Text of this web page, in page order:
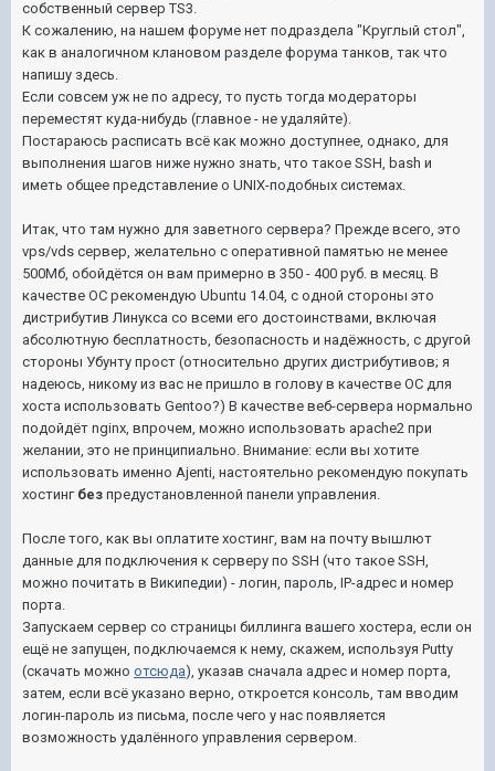
собственный сервер TS3.
К сожалению, на нашем форуме нет подраздела "Круглый стол",
как в аналогичном клановом разделе форума танков, так что
напишу здесь.
Если совсем уж не по адресу, то пусть тогда модераторы
переместят куда-нибудь (главное - не удаляйте).
Постараюсь расписать всё как можно доступнее, однако, для
выполнения шагов ниже нужно знать, что такое SSH, bash и
иметь общее представление о UNIX-подобных системах.
Итак, что там нужно для заветного сервера? Прежде всего, это
vps/vds сервер, желательно с оперативной памятью не менее
500Мб, обойдётся он вам примерно в 350 - 400 руб. в месяц. В
качестве ОС рекомендую Ubuntu 14.04, с одной стороны это
дистрибутив Линукса со всеми его достоинствами, включая
абсолютную бесплатность, безопасность и надёжность, с другой
стороны Убунту прост (относительно других дистрибутивов; я
надеюсь, никому из вас не пришло в голову в качестве ОС для
хоста использовать Gentoo?) В качестве веб-сервера нормально
подойдёт nginx, впрочем, можно использовать apache2 при
желании, это не принципиально. Внимание: если вы хотите
использовать именно Ajenti, настоятельно рекомендую покупать
хостинг без предустановленной панели управления.
После того, как вы оплатите хостинг, вам на почту вышлют
данные для подключения к серверу по SSH (что такое SSH,
можно почитать в Википедии) - логин, пароль, IP-адрес и номер
порта.
Запускаем сервер со страницы биллинга вашего хостера, если он
ещё не запущен, подключаемся к нему, скажем, используя Putty
(скачать можно отсюда), указав сначала адрес и номер порта,
затем, если всё указано верно, откроется консоль, там вводим
логин-пароль из письма, после чего у нас появляется
возможность удалённого управления сервером.